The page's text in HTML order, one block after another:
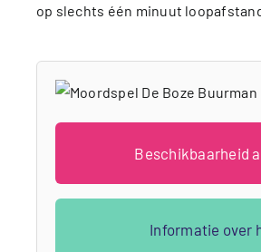
op slechts één minuut
Beschikbaarheid
Informatie over